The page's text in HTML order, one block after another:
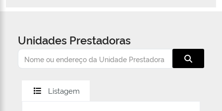
Unidades Prestadoras
Listagem